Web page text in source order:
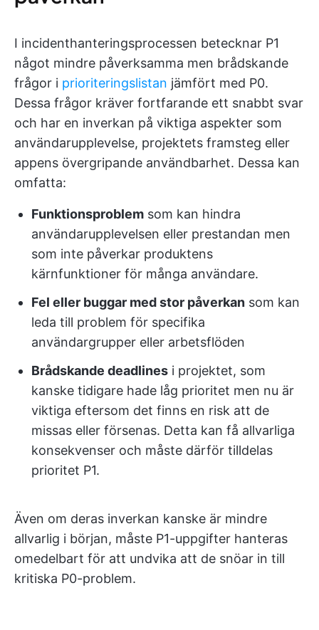
I incidenthanteringsprocessen betecknar P1
något mindre påverksamma men brådskande
frågor i prioriteringslistan jämfört med P0.
Dessa frågor kräver fortfarande ett snabbt svar
och har en inverkan på viktiga aspekter som
användarupplevelse, projektets framsteg eller
appens övergripande användbarhet. Dessa kan
omfatta:
Funktionsproblem som kan hindra
användarupplevelsen eller prestandan men
som inte påverkar produktens
kärnfunktioner för många användare.
Fel eller buggar med stor påverkan som kan
leda till problem för specifika
användargrupper eller arbetsflöden
Brådskande deadlines i projektet, som
kanske tidigare hade låg prioritet men nu är
viktiga eftersom det finns en risk att de
missas eller försenas. Detta kan få allvarliga
konsekvenser och måste därför tilldelas
prioritet P1.
Även om deras inverkan kanske är mindre
allvarlig i början, måste P1-uppgifter hanteras
omedelbart för att undvika att de snöar in till
kritiska P0-problem.